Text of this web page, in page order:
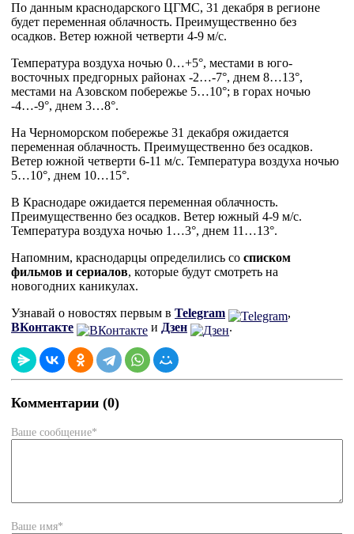
По данным краснодарского ЦГМС, 31 декабря в регионе
будет переменная облачность. Преимущественно без
осадков. Ветер южной четверти 4-9 м/с.
Температура воздуха ночью 0…+5°, местами в юго-
восточных предгорных районах -2…-7°, днем 8…13°,
местами на Азовском побережье 5…10°; в горах ночью
-4…-9°, днем 3…8°.
На Черноморском побережье 31 декабря ожидается
переменная облачность. Преимущественно без осадков.
Ветер южной четверти 6-11 м/с. Температура воздуха ночью
5…10°, днем 10…15°.
В Краснодаре ожидается переменная облачность.
Преимущественно без осадков. Ветер южный 4-9 м/с.
Температура воздуха ночью 1…3°, днем 11…13°.
Напомним, краснодарцы определились со списком
фильмов и сериалов, которые будут смотреть на
новогодних каникулах.
Узнавай о новостях первым в Telegram
,
ВКонтакте
и Дзен .
Комментарии (0)
Ваше сообщение*
Ваше имя*